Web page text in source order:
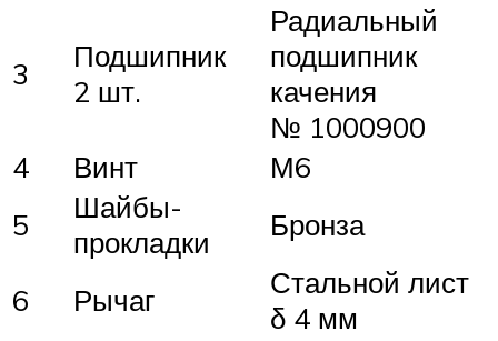
3
Подшипник
2 шт.
Радиальный
подшипник
качения
№ 1000900
4
Винт
М6
5
Шайбы-
прокладки
Бронза
6 Рычаг
Стальной лист
δ 4 мм